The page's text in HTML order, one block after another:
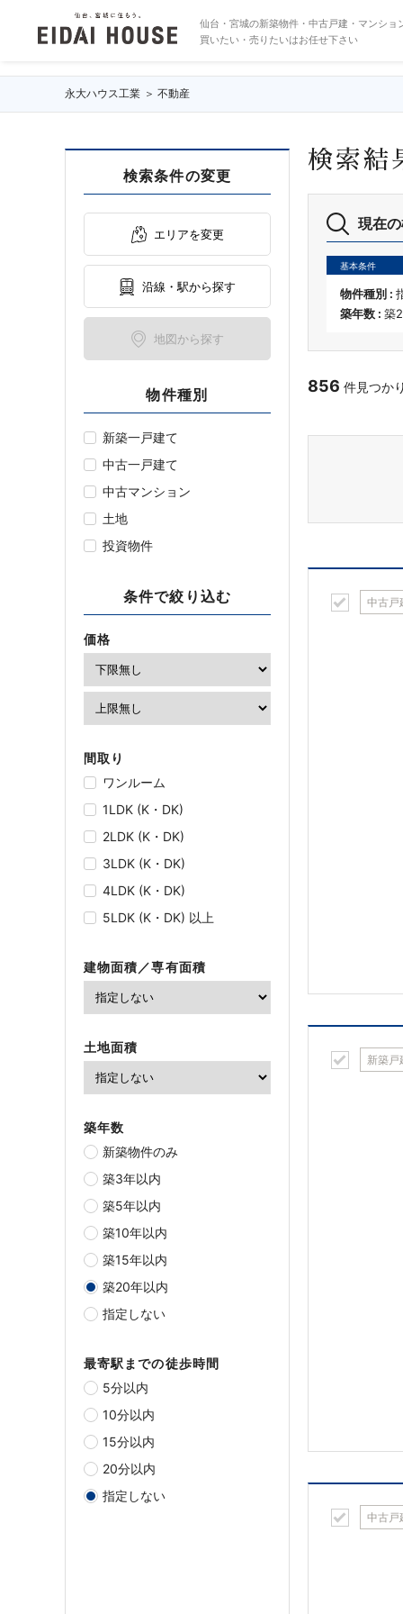
仙台・宮城の新築物件・中古戸建・マンショ
買いたい・売りたいはお任せ下さい
永大ハウス工業 不動産
検索条件の変更
エリアを変更
沿線・駅から探す
地図から探す
物件種別
新築一戸建て
中古一戸建て
中古マンション
土地
投資物件
条件で絞り込む
価格
間取り
ワンルーム
1LDK (K・DK)
2LDK (K・DK)
3LDK (K・DK)
4LDK (K・DK)
5LDK (K・DK) 以上
建物面積／専有面積
土地面積
築年数
新築物件のみ
築3年以内
築5年以内
築10年以内
築15年以内
築20年以内
指定しない
最寄駅までの徒歩時間
5分以内
10分以内
15分以内
20分以内
指定しない
検索結
現在
基本条件
物件種別 :
築年数 : 築
856 件見つか
中古戸
新築戸
中古戸